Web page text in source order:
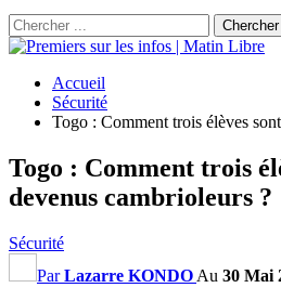
Accueil
Sécurité
Togo : Comment trois élèves
Togo : Comment trois
devenus cambrioleurs ?
Sécurité
ParLazarre KONDO Au 30 Mai